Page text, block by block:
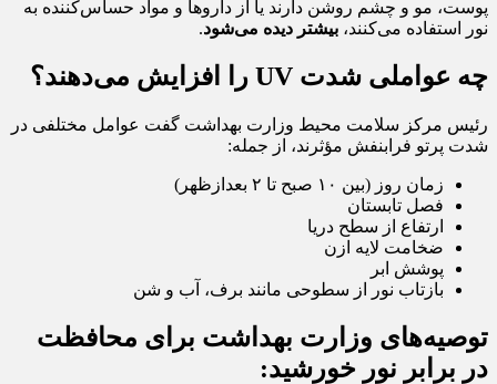
پوست، مو و چشم روشن دارند یا از داروها و مواد حساس‌کننده به
نور استفاده می‌کنند، بیشتر دیده می‌شود.
چه عواملی شدت UV را افزایش می‌دهند؟
رئیس مرکز سلامت محیط وزارت بهداشت گفت عوامل مختلفی در
شدت پرتو فرابنفش مؤثرند، از جمله:
زمان روز (بین ۱۰ صبح تا ۲ بعدازظهر)
فصل تابستان
ارتفاع از سطح دریا
ضخامت لایه ازن
پوشش ابر
بازتاب نور از سطوحی مانند برف، آب و شن
توصیه‌های وزارت بهداشت برای محافظت
در برابر نور خورشید: